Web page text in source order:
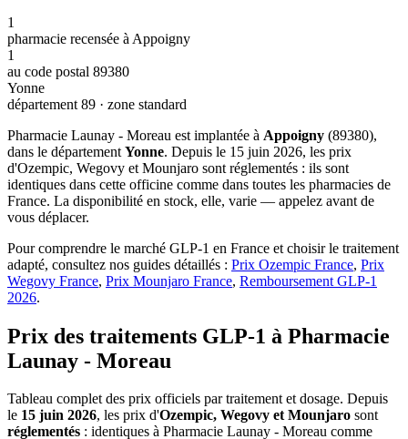
1
pharmacie recensée à Appoigny
1
au code postal 89380
Yonne
département 89 · zone standard
Pharmacie Launay - Moreau est implantée à Appoigny (89380),
dans le département Yonne. Depuis le 15 juin 2026, les prix
d'Ozempic, Wegovy et Mounjaro sont réglementés : ils sont
identiques dans cette officine comme dans toutes les pharmacies de
France. La disponibilité en stock, elle, varie — appelez avant de
vous déplacer.
Pour comprendre le marché GLP-1 en France et choisir le traitement
adapté, consultez nos guides détaillés : Prix Ozempic France, Prix
Wegovy France, Prix Mounjaro France, Remboursement GLP-1
2026.
Prix des traitements GLP-1 à Pharmacie
Launay - Moreau
Tableau complet des prix officiels par traitement et dosage. Depuis
le 15 juin 2026, les prix d'Ozempic, Wegovy et Mounjaro sont
réglementés : identiques à Pharmacie Launay - Moreau comme